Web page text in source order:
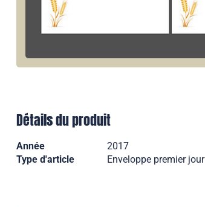
Détails du produit
Année 2017
Type d'article
Enveloppe premier jour